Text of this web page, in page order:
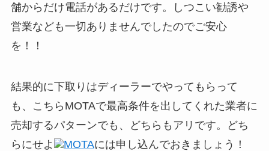
舗からだけ電話があるだけです。しつこい勧誘や
営業なども一切ありませんでしたのでご安心
を！！
結果的に下取りはディーラーでやってもらって
も、こちらMOTAで最高条件を出してくれた業者に
売却するパターンでも、どちらもアリです。どち
らにせよ
MOTAには申し込んでおきましょう！